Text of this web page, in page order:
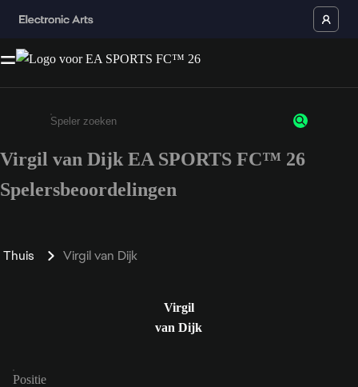
Enter a minimum of 3 characters or numbers
Virgil van Dijk EA SPORTS FC™ 26
Spelersbeoordelingen
Thuis Virgil van Dijk
Virgil
van Dijk
Positie